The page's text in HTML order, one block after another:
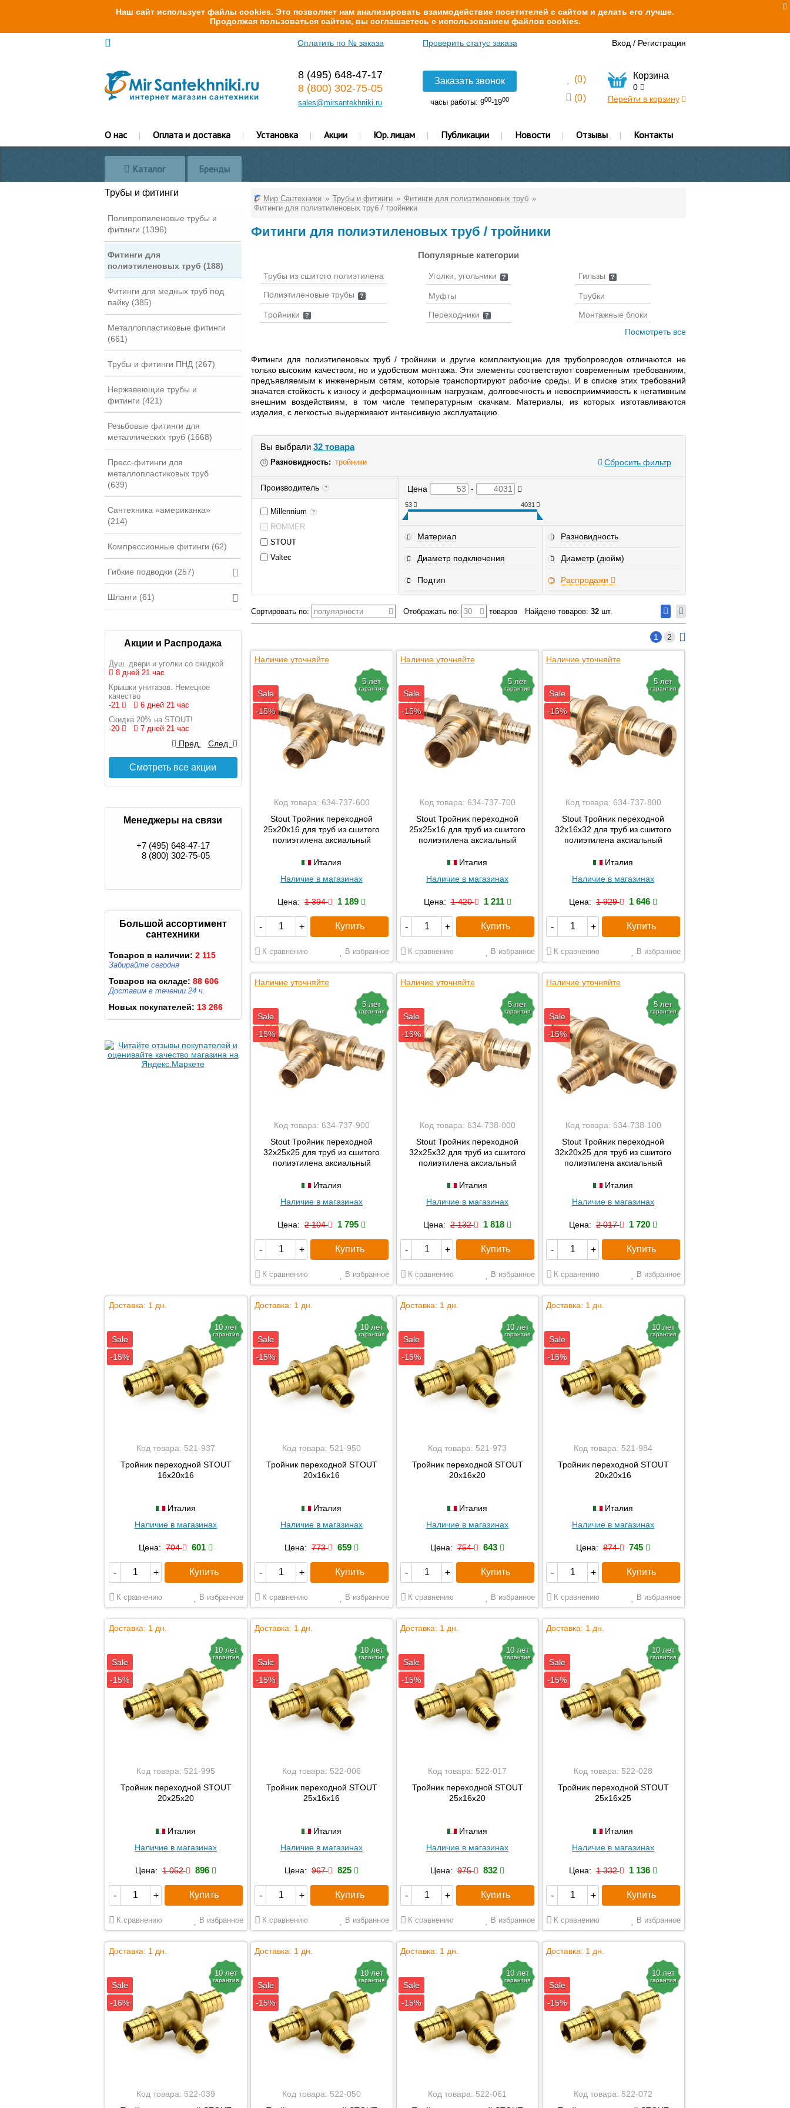
Наш сайт использует файлы cookies. Это позволяет нам анализировать взаимодействие посетителей с сайтом и делать его лучше.
Продолжая пользоваться сайтом, вы соглашаетесь с использованием файлов cookies.
Оплатить по № заказа Проверить статус заказа Вход / Регистрация
8 (495) 648-47-17
8 (800) 302-75-05
sales@mirsantekhniki.ru
Заказать звонок
часы работы: 900-1900
(0)
(0)
Корзина
0
Перейти в корзину
О нас Оплата и доставка Установка Акции Юр. лицам Публикации Новости Отзывы Контакты
Каталог Бренды
Трубы и фитинги
Полипропиленовые трубы и
фитинги (1396)
Фитинги для
полиэтиленовых труб (188)
Фитинги для медных труб под
пайку (385)
Металлопластиковые фитинги
(661)
Трубы и фитинги ПНД (267)
Нержавеющие трубы и
фитинги (421)
Резьбовые фитинги для
металлических труб (1668)
Пресс-фитинги для
металлопластиковых труб
(639)
Сантехника «американка»
(214)
Компрессионные фитинги (62)
Гибкие подводки (257)
Шланги (61)
Акции и Распродажа
Душ. двери и уголки со скидкой
8 дней 21 час
Крышки унитазов. Немецкое
качество
-21
6 дней 21 час
Скидка 20% на STOUT!
-20
7 дней 21 час
Пред. След.
Смотреть все акции
Менеджеры на связи
+7 (495) 648-47-17
8 (800) 302-75-05
Большой ассортимент
сантехники
Товаров в наличии: 2 115
Забирайте сегодня
Товаров на складе: 88 606
Доставим в течении 24 ч.
Новых покупателей: 13 266
Мир Сантехники Трубы и фитинги
Фитинги для полиэтиленовых труб
Фитинги для полиэтиленовых труб / тройники
Фитинги для полиэтиленовых труб / тройники
Популярные категории
Трубы из сшитого полиэтилена
Полиэтиленовые трубы
?
Тройники ?
Уголки, угольники ?
Муфты
Переходники
?
Гильзы ?
Трубки
Монтажные блоки
Посмотреть все
Фитинги для полиэтиленовых труб / тройники и другие комплектующие для трубопроводов отличаются не
только высоким качеством, но и удобством монтажа. Эти элементы соответствуют современным требованиям,
предъявляемым к инженерным сетям, которые транспортируют рабочие среды. И в списке этих требований
значатся стойкость к износу и деформационным нагрузкам, долговечность и невосприимчивость к негативным
внешним воздействиям, в том числе температурным скачкам. Материалы, из которых изготавливаются
изделия, с легкостью выдерживают интенсивную эксплуатацию.
Вы выбрали 32 товара
Разновидность: тройники Сбросить фильтр
Производитель ?
Millennium ?
ROMMER
STOUT
Valtec
Цена -
53 4031
Материал
Диаметр подключения
Подтип
Разновидность
Диаметр (дюйм)
Распродажи
Сортировать по: популярности Отображать по: 30 товаров Найдено товаров: 32шт.
1 2
Наличие уточняйте
-15%
Sale
5 лет
гарантия
Код товара: 634-737-600
Stout Тройник переходной
25x20x16 для труб из сшитого
полиэтилена аксиальный
Италия
Наличие в магазинах
Цена: 1 394 1 189
- + Купить
К сравнению В избранное
Наличие уточняйте
-15%
Sale
5 лет
гарантия
Код товара: 634-737-700
Stout Тройник переходной
25x25x16 для труб из сшитого
полиэтилена аксиальный
Италия
Наличие в магазинах
Цена: 1 420 1 211
- + Купить
К сравнению В избранное
Наличие уточняйте
-15%
Sale
5 лет
гарантия
Код товара: 634-737-800
Stout Тройник переходной
32x16x32 для труб из сшитого
полиэтилена аксиальный
Италия
Наличие в магазинах
Цена: 1 929 1 646
- + Купить
К сравнению В избранное
Наличие уточняйте
-15%
Sale
5 лет
гарантия
Код товара: 634-737-900
Stout Тройник переходной
32x25x25 для труб из сшитого
полиэтилена аксиальный
Италия
Наличие в магазинах
Цена: 2 104 1 795
- + Купить
К сравнению В избранное
Наличие уточняйте
-15%
Sale
5 лет
гарантия
Код товара: 634-738-000
Stout Тройник переходной
32x25x32 для труб из сшитого
полиэтилена аксиальный
Италия
Наличие в магазинах
Цена: 2 132 1 818
- + Купить
К сравнению В избранное
Наличие уточняйте
-15%
Sale
5 лет
гарантия
Код товара: 634-738-100
Stout Тройник переходной
32x20x25 для труб из сшитого
полиэтилена аксиальный
Италия
Наличие в магазинах
Цена: 2 017 1 720
- + Купить
К сравнению В избранное
Доставка: 1 дн.
-15%
Sale
10 лет
гарантия
Код товара: 521-937
Тройник переходной STOUT
16x20x16
Италия
Наличие в магазинах
Цена: 704 601
- + Купить
К сравнению В избранное
Доставка: 1 дн.
-15%
Sale
10 лет
гарантия
Код товара: 521-950
Тройник переходной STOUT
20x16x16
Италия
Наличие в магазинах
Цена: 773 659
- + Купить
К сравнению В избранное
Доставка: 1 дн.
-15%
Sale
10 лет
гарантия
Код товара: 521-973
Тройник переходной STOUT
20х16х20
Италия
Наличие в магазинах
Цена: 754 643
- + Купить
К сравнению В избранное
Доставка: 1 дн.
-15%
Sale
10 лет
гарантия
Код товара: 521-984
Тройник переходной STOUT
20х20х16
Италия
Наличие в магазинах
Цена: 874 745
- + Купить
К сравнению В избранное
Доставка: 1 дн.
-15%
Sale
10 лет
гарантия
Код товара: 521-995
Тройник переходной STOUT
20х25х20
Италия
Наличие в магазинах
Цена: 1 052 896
- + Купить
К сравнению В избранное
Доставка: 1 дн.
-15%
Sale
10 лет
гарантия
Код товара: 522-006
Тройник переходной STOUT
25х16х16
Италия
Наличие в магазинах
Цена: 967 825
- + Купить
К сравнению В избранное
Доставка: 1 дн.
-15%
Sale
10 лет
гарантия
Код товара: 522-017
Тройник переходной STOUT
25х16х20
Италия
Наличие в магазинах
Цена: 975 832
- + Купить
К сравнению В избранное
Доставка: 1 дн.
-15%
Sale
10 лет
гарантия
Код товара: 522-028
Тройник переходной STOUT
25х16х25
Италия
Наличие в магазинах
Цена: 1 332 1 136
- + Купить
К сравнению В избранное
Доставка: 1 дн.
-16%
Sale
10 лет
гарантия
Код товара: 522-039
Доставка: 1 дн.
-15%
Sale
10 лет
гарантия
Код товара: 522-050
Доставка: 1 дн.
-15%
Sale
10 лет
гарантия
Код товара: 522-061
Доставка: 1 дн.
-15%
Sale
10 лет
гарантия
Код товара: 522-072